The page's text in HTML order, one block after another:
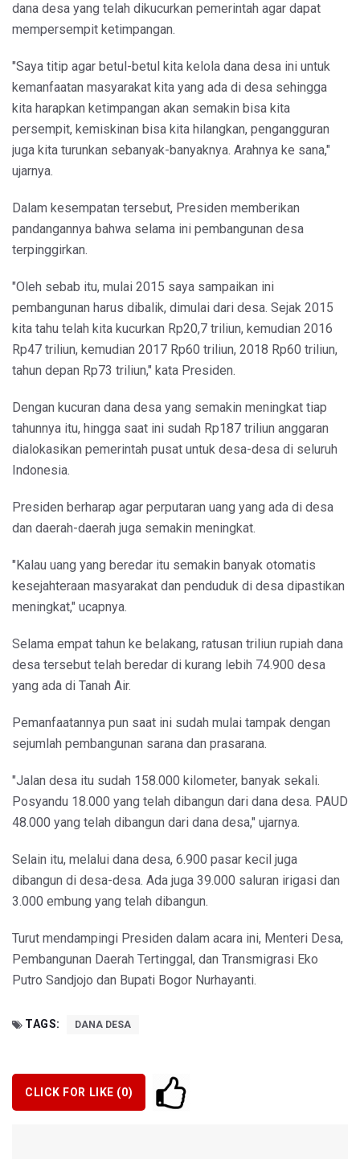
dana desa yang telah dikucurkan pemerintah agar dapat
mempersempit ketimpangan.
"Saya titip agar betul-betul kita kelola dana desa ini untuk
kemanfaatan masyarakat kita yang ada di desa sehingga
kita harapkan ketimpangan akan semakin bisa kita
persempit, kemiskinan bisa kita hilangkan, pengangguran
juga kita turunkan sebanyak-banyaknya. Arahnya ke sana,"
ujarnya.
Dalam kesempatan tersebut, Presiden memberikan
pandangannya bahwa selama ini pembangunan desa
terpinggirkan.
"Oleh sebab itu, mulai 2015 saya sampaikan ini
pembangunan harus dibalik, dimulai dari desa. Sejak 2015
kita tahu telah kita kucurkan Rp20,7 triliun, kemudian 2016
Rp47 triliun, kemudian 2017 Rp60 triliun, 2018 Rp60 triliun,
tahun depan Rp73 triliun," kata Presiden.
Dengan kucuran dana desa yang semakin meningkat tiap
tahunnya itu, hingga saat ini sudah Rp187 triliun anggaran
dialokasikan pemerintah pusat untuk desa-desa di seluruh
Indonesia.
Presiden berharap agar perputaran uang yang ada di desa
dan daerah-daerah juga semakin meningkat.
"Kalau uang yang beredar itu semakin banyak otomatis
kesejahteraan masyarakat dan penduduk di desa dipastikan
meningkat," ucapnya.
Selama empat tahun ke belakang, ratusan triliun rupiah dana
desa tersebut telah beredar di kurang lebih 74.900 desa
yang ada di Tanah Air.
Pemanfaatannya pun saat ini sudah mulai tampak dengan
sejumlah pembangunan sarana dan prasarana.
"Jalan desa itu sudah 158.000 kilometer, banyak sekali.
Posyandu 18.000 yang telah dibangun dari dana desa. PAUD
48.000 yang telah dibangun dari dana desa," ujarnya.
Selain itu, melalui dana desa, 6.900 pasar kecil juga
dibangun di desa-desa. Ada juga 39.000 saluran irigasi dan
3.000 embung yang telah dibangun.
Turut mendampingi Presiden dalam acara ini, Menteri Desa,
Pembangunan Daerah Tertinggal, dan Transmigrasi Eko
Putro Sandjojo dan Bupati Bogor Nurhayanti.
TAGS: DANA DESA
CLICK FOR LIKE (0)